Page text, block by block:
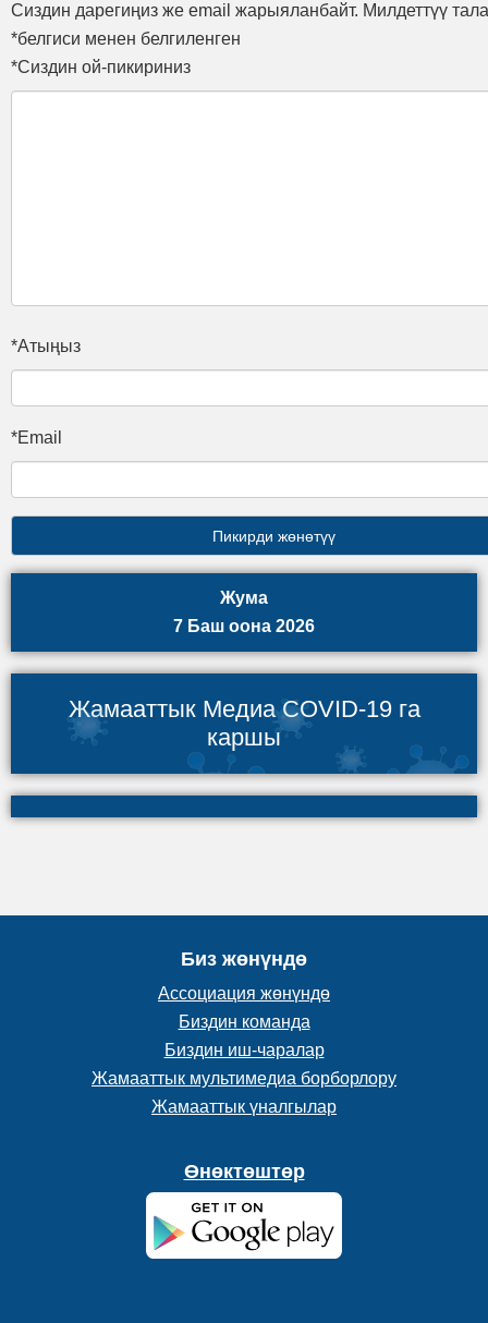
Сиздин дарегиңиз же email жарыяланбайт. Милдеттүү
*белгиси менен белгиленген
*Сиздин ой-пикириниз
*Атыңыз
*Email
Жума
7 Баш оона 2026
Жамааттык Медиа COVID-19 га
каршы
Биз жөнүндө
Ассоциация жөнүндө
Биздин команда
Биздин иш-чаралар
Жамааттык мультимедиа борборлору
Жамааттык үналгылар
Өнөктөштөр